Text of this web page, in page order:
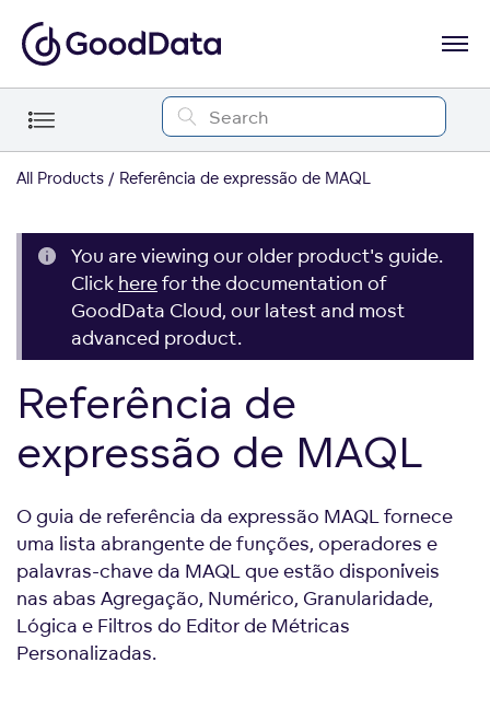
All Products Referência de expressão de MAQL
You are viewing our older product's guide.
Click herefor the documentation of
GoodData Cloud, our latest and most
advanced product.
Referência de
expressão de MAQL
O guia de referência da expressão MAQL fornece
uma lista abrangente de funções, operadores e
palavras-chave da MAQL que estão disponíveis
nas abas Agregação, Numérico, Granularidade,
Lógica e Filtros do Editor de Métricas
Personalizadas.